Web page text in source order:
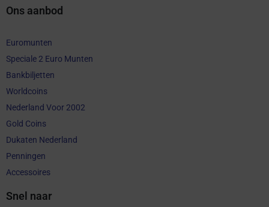
Ons aanbod
Euromunten
Speciale 2 Euro Munten
Bankbiljetten
Worldcoins
Nederland Voor 2002
Gold Coins
Dukaten Nederland
Penningen
Accessoires
Snel naar